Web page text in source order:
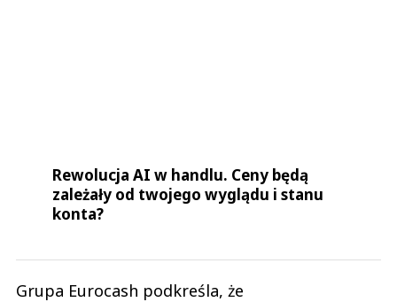
Rewolucja AI w handlu. Ceny będą
zależały od twojego wyglądu i stanu
konta?
Grupa Eurocash podkreśla, że